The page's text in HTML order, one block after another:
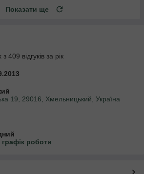
Показати ще
409 відгуків за рік
19, 29016, Хмельницький, Україна
роботи